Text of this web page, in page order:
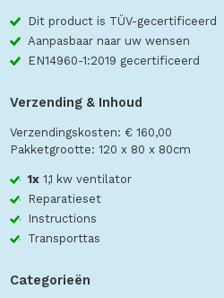
Dit product is TÜV-gecertificeerd
Aanpasbaar naar uw wensen
EN14960-1:2019 gecertificeerd
Verzending & Inhoud
Verzendingskosten: € 160,00
Pakketgrootte: 120 x 80 x 80cm
1x1,1 kw ventilator
Reparatieset
Instructions
Transporttas
Categorieën